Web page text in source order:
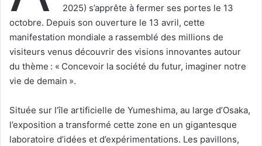
2025) s’apprête à fermer ses portes le 13
octobre. Depuis son ouverture le 13 avril, cette
manifestation mondiale a rassemblé des millions de
visiteurs venus découvrir des visions innovantes autour
du thème : « Concevoir la société du futur, imaginer notre
vie de demain ».
Située sur l’île artificielle de Yumeshima, au large d’Osaka,
l’exposition a transformé cette zone en un gigantesque
laboratoire d’idées et d’expérimentations. Les pavillons,